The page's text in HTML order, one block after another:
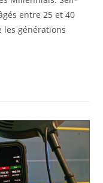
entre 25 et 40
les générations